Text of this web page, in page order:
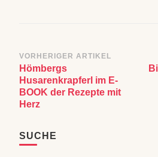
VORHERIGER ARTIKEL
Hömbergs
Husarenkrapferl im E-
BOOK der Rezepte mit
Herz
SUCHE